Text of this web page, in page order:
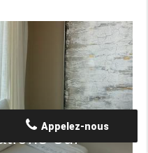
sur
Appelez-nous